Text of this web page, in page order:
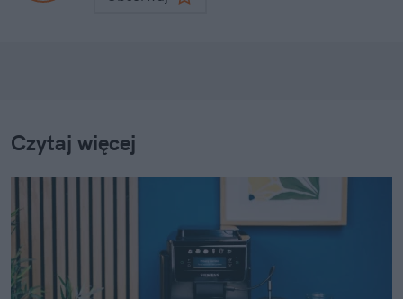
Czytaj więcej